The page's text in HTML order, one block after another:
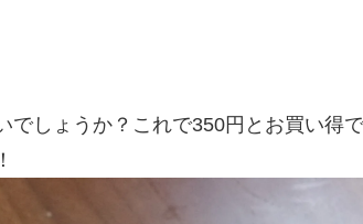
でしょうか？これで350円とお買い得